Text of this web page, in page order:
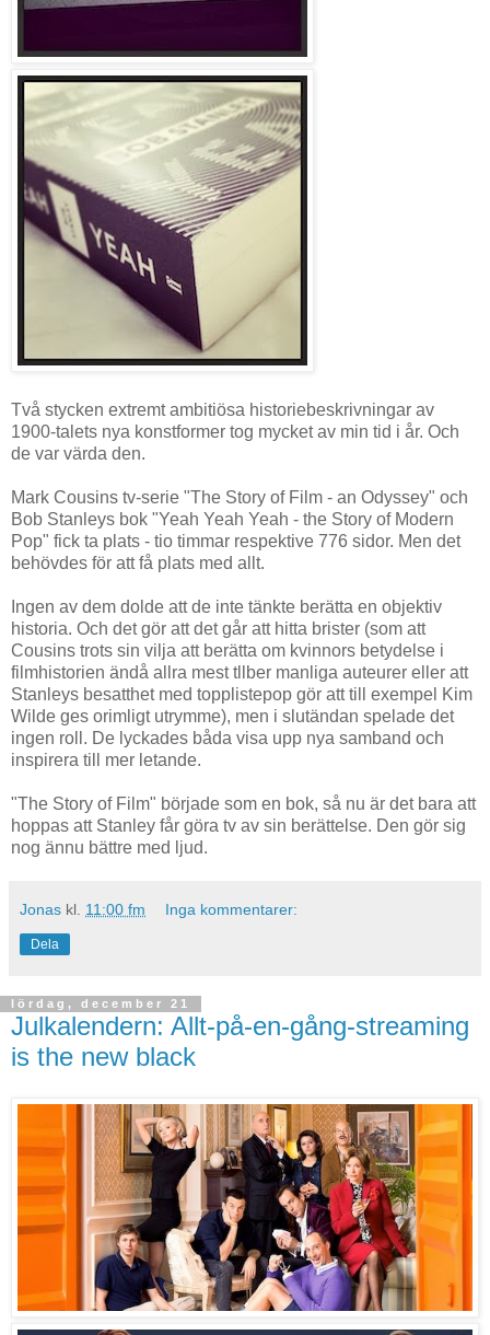
Två stycken extremt ambitiösa historiebeskrivningar av
1900-talets nya konstformer tog mycket av min tid i år. Och
de var värda den.
Mark Cousins tv-serie "The Story of Film - an Odyssey" och
Bob Stanleys bok "Yeah Yeah Yeah - the Story of Modern
Pop" fick ta plats - tio timmar respektive 776 sidor. Men det
behövdes för att få plats med allt.
Ingen av dem dolde att de inte tänkte berätta en objektiv
historia. Och det gör att det går att hitta brister (som att
Cousins trots sin vilja att berätta om kvinnors betydelse i
filmhistorien ändå allra mest tllber manliga auteurer eller att
Stanleys besatthet med topplistepop gör att till exempel Kim
Wilde ges orimligt utrymme), men i slutändan spelade det
ingen roll. De lyckades båda visa upp nya samband och
inspirera till mer letande.
"The Story of Film" började som en bok, så nu är det bara att
hoppas att Stanley får göra tv av sin berättelse. Den gör sig
nog ännu bättre med ljud.
Jonas kl. 11:00 fm Inga kommentarer:
Dela
lördag, december 21
Julkalendern: Allt-på-en-gång-streaming
is the new black